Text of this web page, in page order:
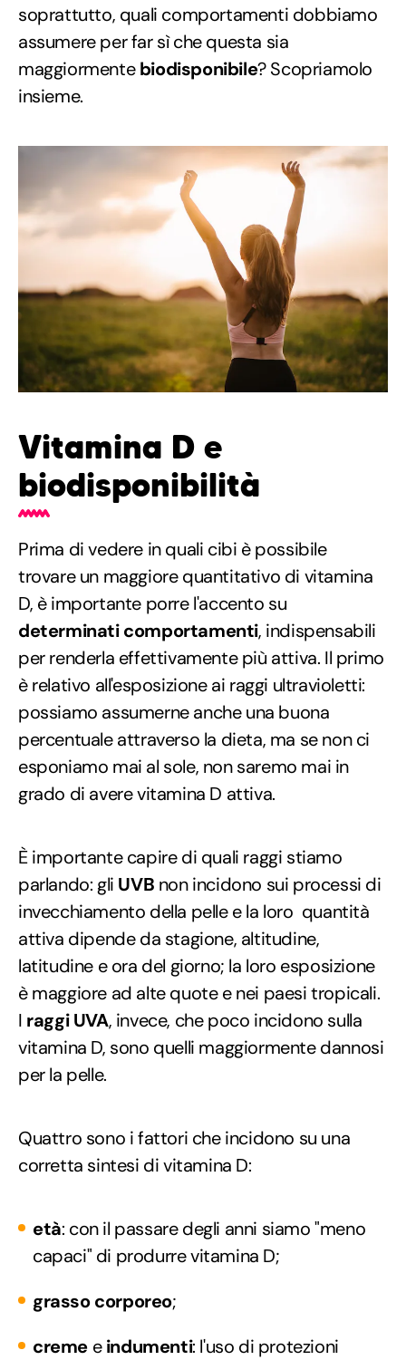
soprattutto, quali comportamenti dobbiamo
assumere per far sì che questa sia
maggiormentebiodisponibile? Scopriamolo
insieme.
Vitamina D e
biodisponibilità
Prima di vedere in quali cibi è possibile
trovare un maggiore quantitativo di vitamina
D, è importante porre l'accento su
determinati comportamenti, indispensabili
per renderla effettivamente più attiva. Il primo
è relativo all'esposizione ai raggi ultravioletti:
possiamo assumerne anche una buona
percentuale attraverso la dieta, ma se non ci
esponiamo mai al sole, non saremo mai in
grado di avere vitamina D attiva.
È importante capire di quali raggi stiamo
parlando: gli UVB non incidono sui processi di
invecchiamento della pelle e la loro quantità
attiva dipende da stagione, altitudine,
latitudine e ora del giorno; la loro esposizione
è maggiore ad alte quote e nei paesi tropicali.
I raggi UVA, invece, che poco incidono sulla
vitamina D, sono quelli maggiormente dannosi
per la pelle.
Quattro sono i fattori che incidono su una
corretta sintesi di vitamina D:
età: con il passare degli anni siamo "meno
capaci" di produrre vitamina D;
grasso corporeo;
creme eindumenti: l'uso di protezioni